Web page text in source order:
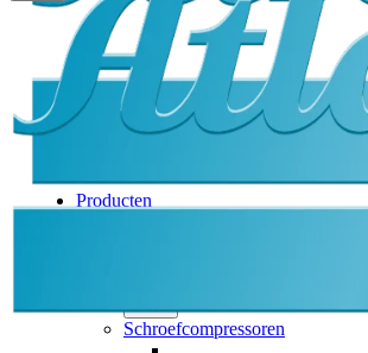
Producten
Back
Schroefcompressoren